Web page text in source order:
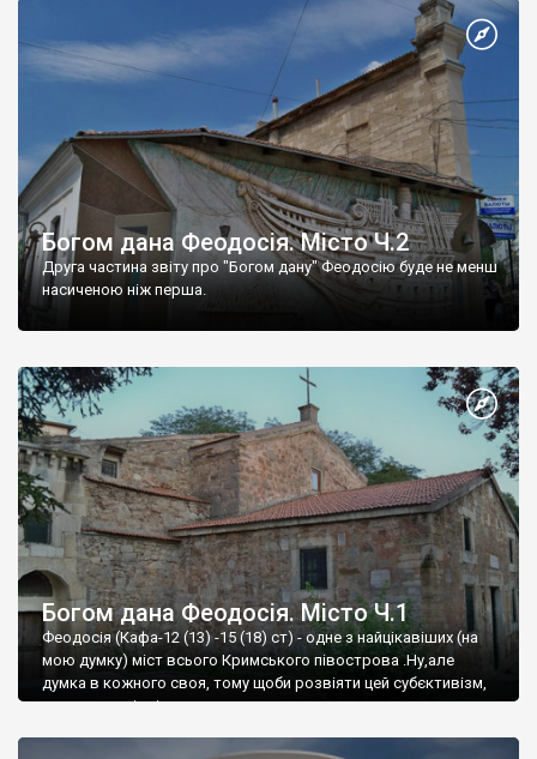
Богом дана Феодосія. Місто Ч.2
Друга частина звіту про "Богом дану" Феодосію буде не менш
насиченою ніж перша.
Богом дана Феодосія. Місто Ч.1
Феодосія (Кафа-12 (13) -15 (18) ст) - одне з найцікавіших (на
мою думку) міст всього Кримського півострова .Ну,але
думка в кожного своя, тому щоби розвіяти цей субєктивізм,
запрошую відвідати це